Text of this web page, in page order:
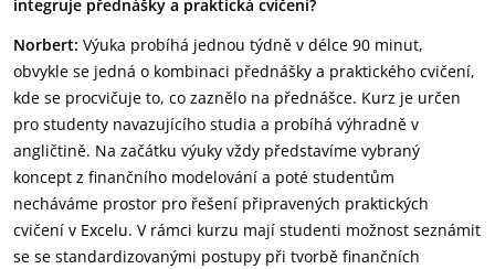
integruje přednášky a praktická cvičení?
Norbert: Výuka probíhá jednou týdně v délce 90 minut,
obvykle se jedná o kombinaci přednášky a praktického cvičení,
kde se procvičuje to, co zaznělo na přednášce. Kurz je určen
pro studenty navazujícího studia a probíhá výhradně v
angličtině. Na začátku výuky vždy představíme vybraný
koncept z finančního modelování a poté studentům
necháváme prostor pro řešení připravených praktických
cvičení v Excelu. V rámci kurzu mají studenti možnost seznámit
se se standardizovanými postupy při tvorbě finančních